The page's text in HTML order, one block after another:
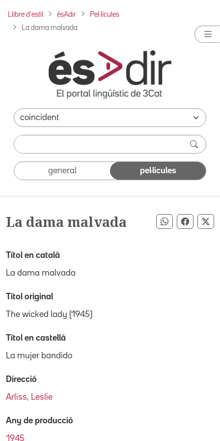
Llibre d'estil ésAdir Pel·lícules
La dama malvada
general pel·lícules
La dama malvada Compartir
Títol en català
La dama malvada
Títol original
The wicked lady (1945)
Títol en castellà
La mujer bandido
Direcció
Arliss, Leslie
Any de producció
1945